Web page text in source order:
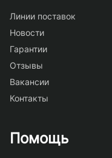
Линии поставок
Новости
Гарантии
Отзывы
Вакансии
Контакты
Помощь